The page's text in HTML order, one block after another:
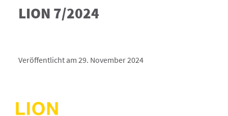
LION 7/2024
Veröffentlicht am 29. November 2024